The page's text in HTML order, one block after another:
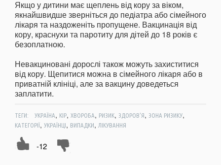
Якщо у дитини має щеплень від кору за віком,
якнайшвидше зверніться до педіатра або сімейного
лікаря та наздоженіть пропущене. Вакцинація від
кору, краснухи та паротиту для дітей до 18 років є
безоплатною.
Невакциновані дорослі також можуть захиститися
від кору. Щепитися можна в сімейного лікаря або в
приватній клініці, але за вакцину доведеться
заплатити.
ТЕГИ: УКРАЇНА, КІР, ХВОРОБА, РИЗИК, ЗДОРОВ'Я, ЗОНА РИЗИКУ,
КАТЕГОРІЇ, УКРАЇНЦІ, ВИПАДКИ, ЛІКУВАННЯ
-12